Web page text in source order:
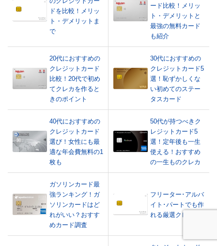
ドを比較！メリッ
ト・デメリットま
で
ード比較！メリッ
ト・デメリットと
最強の無料カード
も紹介
20代におすすめの
クレジットカード
比較！20代で初め
てクレカを作ると
きのポイント
30代におすすめの
クレジットカード5
選！恥ずかしくな
い初めてのステー
タスカード
40代におすすめの
クレジットカード
選び！女性にも最
適な年会費無料の1
枚も
50代が持つべきク
レジットカード5
選！定年後も一生
使える！おすすめ
の一生ものクレカ
ガソリンカード最
強ランキング！ガ
ソリンカードはど
れがいい？おすす
めカード調査
フリーター･アルバ
イト･パートでも作
れる厳選クレカ5選